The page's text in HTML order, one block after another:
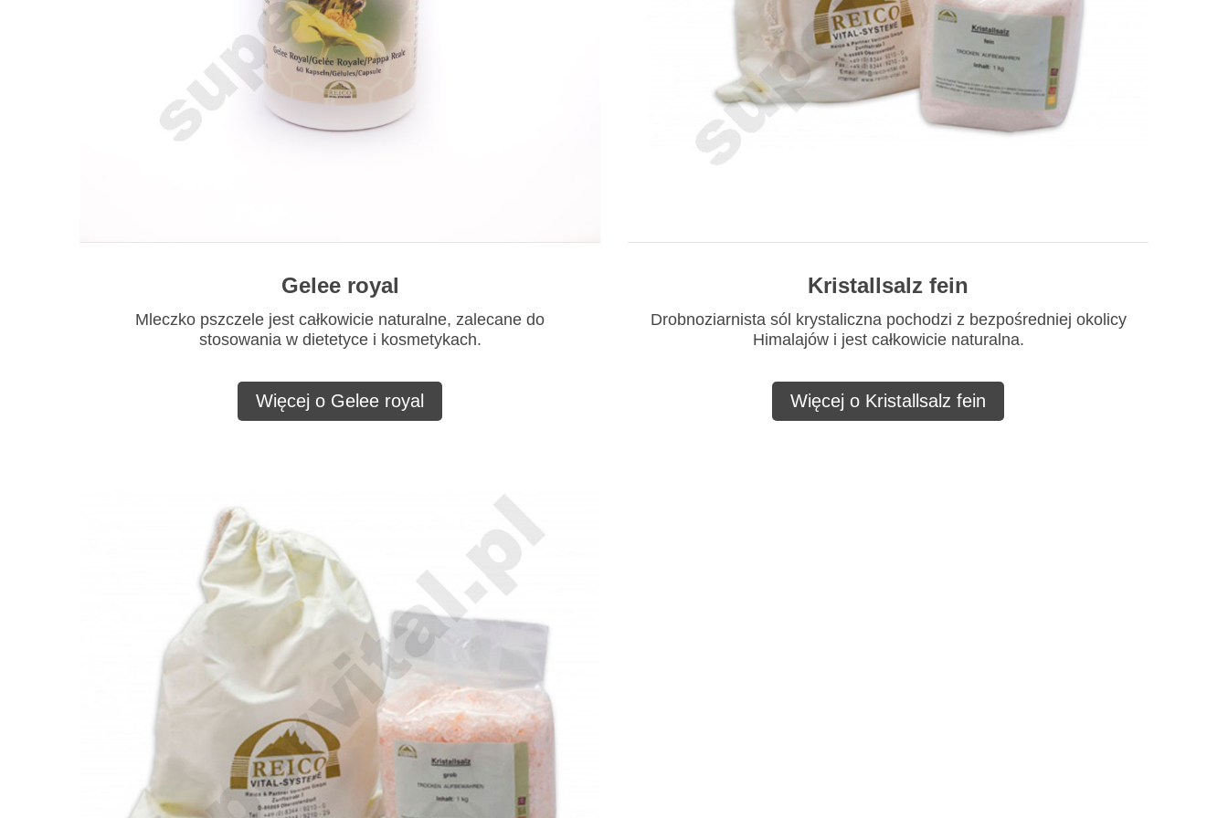
Gelee royal
Mleczko pszczele jest całkowicie naturalne, zalecane do
stosowania w dietetyce i kosmetykach.
Więcej o Gelee royal
Kristallsalz fein
Drobnoziarnista sól krystaliczna pochodzi z bezpośredniej okolicy
Himalajów i jest całkowicie naturalna.
Więcej o Kristallsalz fein